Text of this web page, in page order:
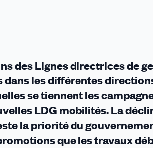
des Lignes directrices de
les différentes
se tiennent les
LDG mobilités. La
la priorité du
que les travaux